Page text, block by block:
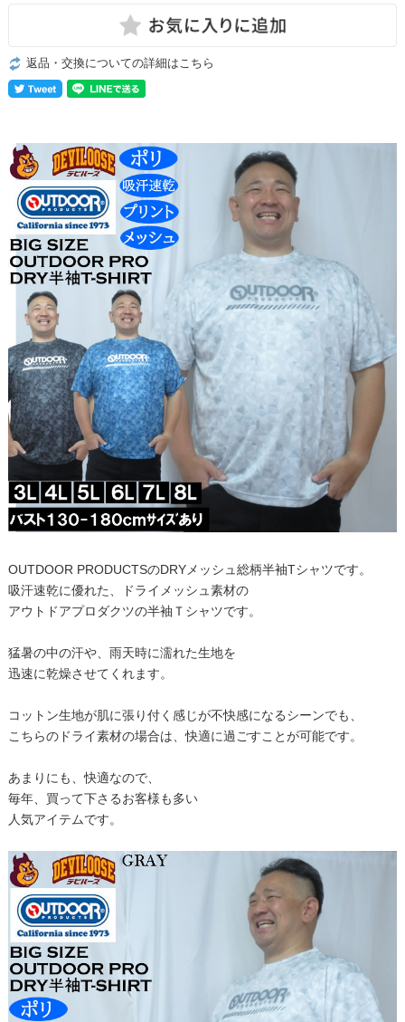
返品・交換についての詳細はこちら
OUTDOOR PRODUCTSのDRYメッシュ総柄半袖Tシャツです。
吸汗速乾に優れた、ドライメッシュ素材の
アウトドアプロダクツの半袖Ｔシャツです。
猛暑の中の汗や、雨天時に濡れた生地を
迅速に乾燥させてくれます。
コットン生地が肌に張り付く感じが不快感になるシーンでも、
こちらのドライ素材の場合は、快適に過ごすことが可能です。
あまりにも、快適なので、
毎年、買って下さるお客様も多い
人気アイテムです。